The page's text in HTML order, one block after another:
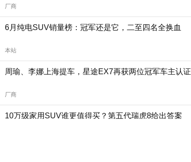
厂商
6月纯电SUV销量榜：冠军还是它，二至四名全换血
本站
周瑜、李娜上海提车，星途EX7再获两位冠军车主认证
厂商
10万级家用SUV谁更值得买？第五代瑞虎8给出答案